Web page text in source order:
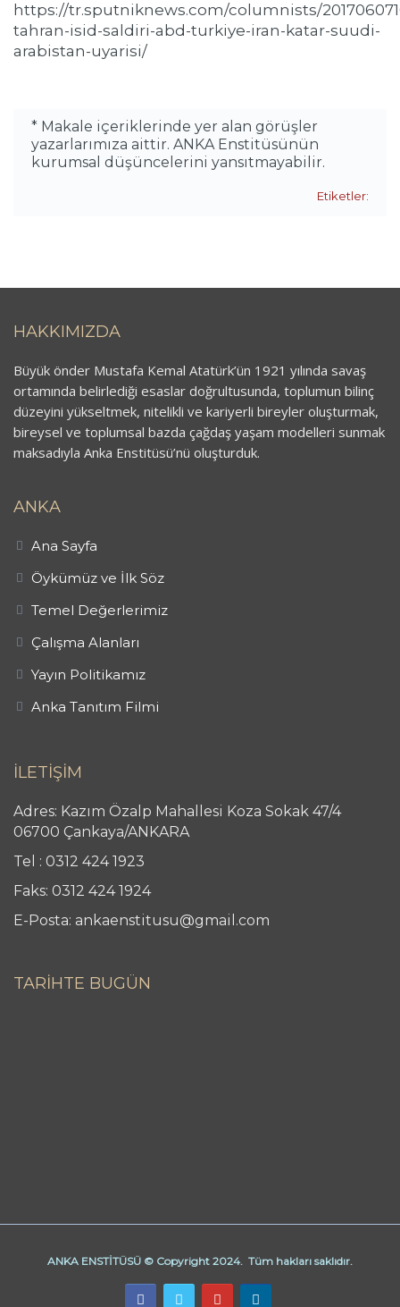
https://tr.sputniknews.com/columnists/
tahran-isid-saldiri-abd-turkiye-iran-katar-suudi-
arabistan-uyarisi/
* Makale içeriklerinde yer alan görüşler
yazarlarımıza aittir. ANKA Enstitüsünün
kurumsal düşüncelerini yansıtmayabilir.
Etiketler:
HAKKIMIZDA
Büyük önder Mustafa Kemal Atatürk’ün 1921 yılında savaş
ortamında belirlediği esaslar doğrultusunda, toplumun bilinç
düzeyini yükseltmek, nitelikli ve kariyerli bireyler oluşturmak,
bireysel ve toplumsal bazda çağdaş yaşam modelleri sunmak
maksadıyla Anka Enstitüsü’nü oluşturduk.
ANKA
Ana Sayfa
Öykümüz ve İlk Söz
Temel Değerlerimiz
Çalışma Alanları
Yayın Politikamız
Anka Tanıtım Filmi
İLETİŞİM
Adres: Kazım Özalp Mahallesi Koza Sokak 47/4
06700 Çankaya/ANKARA
Tel : 0312 424 1923
Faks: 0312 424 1924
E-Posta: ankaenstitusu@gmail.com
TARİHTE BUGÜN
ANKA ENSTİTÜSÜ © Copyright 2024. Tüm hakları saklıdır.